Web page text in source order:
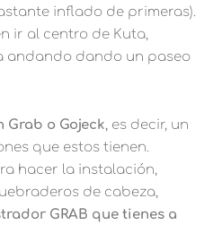
inflado de primeras).
ir al centro de Kuta,
andando dando un paseo
Grab o Gojeck, es decir, un
que estos tienen.
hacer la instalación,
de cabeza,
GRAB que tienes a